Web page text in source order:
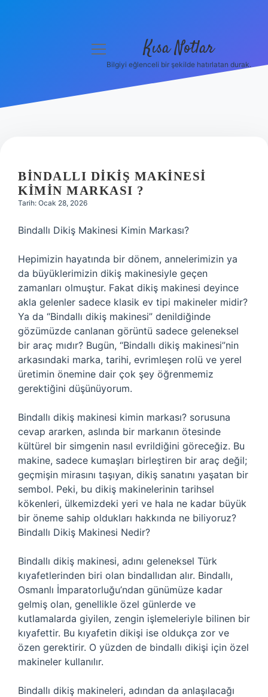
Hakkımızda
Hakkımızda
menüyü
Kısa Notlar
Bilgiyi eğlenceli bir şekilde hatırlatan durak.
BINDALLI DIKIŞ MAKINESI
KIMIN MARKASI ?
Tarih: Ocak 28, 2026
Bindallı Dikiş Makinesi Kimin Markası?
Hepimizin hayatında bir dönem, annelerimizin ya
da büyüklerimizin dikiş makinesiyle geçen
zamanları olmuştur. Fakat dikiş makinesi deyince
akla gelenler sadece klasik ev tipi makineler midir?
Ya da “Bindallı dikiş makinesi” denildiğinde
gözümüzde canlanan görüntü sadece geleneksel
bir araç mıdır? Bugün, “Bindallı dikiş makinesi”nin
arkasındaki marka, tarihi, evrimleşen rolü ve yerel
üretimin önemine dair çok şey öğrenmemiz
gerektiğini düşünüyorum.
Bindallı dikiş makinesi kimin markası? sorusuna
cevap ararken, aslında bir markanın ötesinde
kültürel bir simgenin nasıl evrildiğini göreceğiz. Bu
makine, sadece kumaşları birleştiren bir araç değil;
geçmişin mirasını taşıyan, dikiş sanatını yaşatan bir
sembol. Peki, bu dikiş makinelerinin tarihsel
kökenleri, ülkemizdeki yeri ve hala ne kadar büyük
bir öneme sahip oldukları hakkında ne biliyoruz?
Bindallı Dikiş Makinesi Nedir?
Bindallı dikiş makinesi, adını geleneksel Türk
kıyafetlerinden biri olan bindallıdan alır. Bindallı,
Osmanlı İmparatorluğu’ndan günümüze kadar
gelmiş olan, genellikle özel günlerde ve
kutlamalarda giyilen, zengin işlemeleriyle bilinen bir
kıyafettir. Bu kıyafetin dikişi ise oldukça zor ve
özen gerektirir. O yüzden de bindallı dikişi için özel
makineler kullanılır.
Bindallı dikiş makineleri, adından da anlaşılacağı